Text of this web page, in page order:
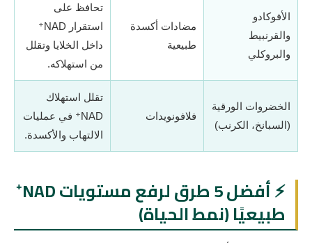
الأفوكادو
والقرنبيط
والبروكلي
مضادات أكسدة
طبيعية
تحافظ على
استقرار NAD⁺
داخل الخلايا وتقلل
من استهلاكه.
الخضروات الورقية
(السبانخ، الكرنب)
فلافونويدات
تقلل استهلاك
NAD⁺ في عمليات
الالتهاب والأكسدة.
⚡ أفضل 5 طرق لرفع مستويات NAD⁺
طبيعيًا (نمط الحياة)